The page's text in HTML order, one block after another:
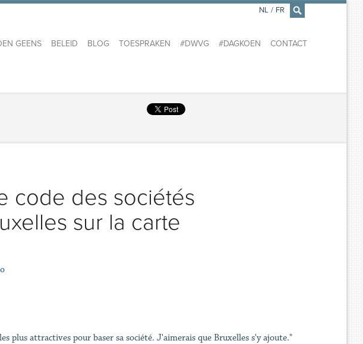
×
GEENS BELEID BLOG TOESPRAKEN #DWVG #DAGKOEN CONTACT
NL / FR
code des sociétés
sur la carte
plus attractives pour baser sa société. J'aimerais que Bruxelles s'y ajoute."